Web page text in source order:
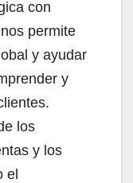
con
nos permite
y ayudar
y
los
y los
el